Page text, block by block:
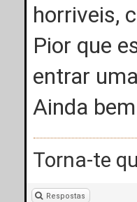
horriveis,
Pior que
entrar
Ainda
Torna-te
Respostas